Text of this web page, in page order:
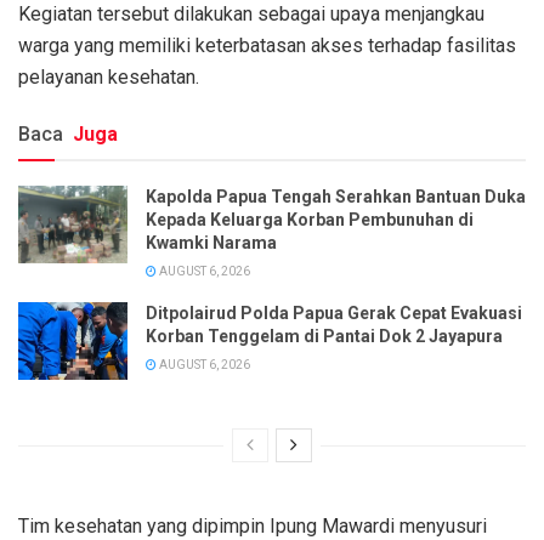
Kegiatan tersebut dilakukan sebagai upaya menjangkau
warga yang memiliki keterbatasan akses terhadap fasilitas
pelayanan kesehatan.
Baca Juga
Kapolda Papua Tengah Serahkan Bantuan Duka
Kepada Keluarga Korban Pembunuhan di
Kwamki Narama
AUGUST 6, 2026
Ditpolairud Polda Papua Gerak Cepat Evakuasi
Korban Tenggelam di Pantai Dok 2 Jayapura
AUGUST 6, 2026
Tim kesehatan yang dipimpin Ipung Mawardi menyusuri